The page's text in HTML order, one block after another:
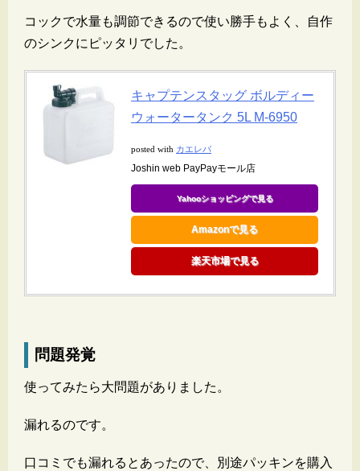
コックで水量も調節できるので使い勝手もよく、自作
のシンクにピッタリでした。
キャプテンスタッグ ボルディー
ウォータータンク 5L M-6950
posted with カエレバ
Joshin web PayPayモール店
Yahooショッピングで見る
Amazonで見る
楽天市場で見る
問題発覚
使ってみたら大問題がありました。
漏れるのです。
口コミでも漏れるとあったので、別途パッキンを購入